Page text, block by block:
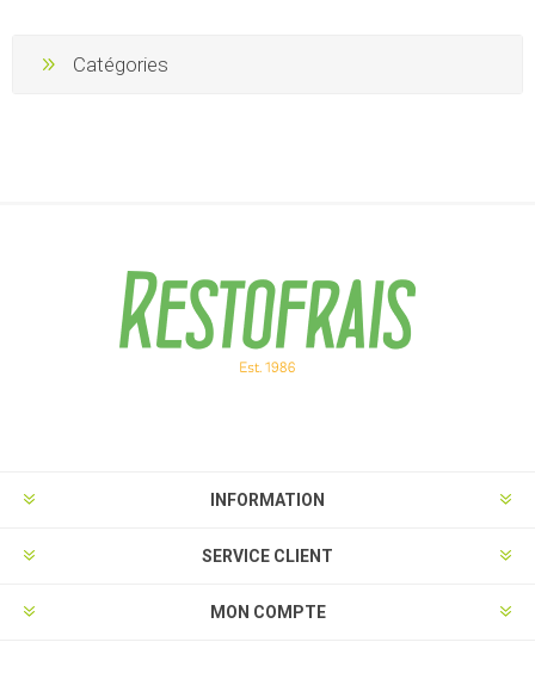
Catégories
INFORMATION
SERVICE CLIENT
MON COMPTE